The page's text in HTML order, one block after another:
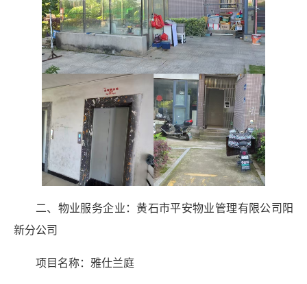
二、物业服务企业：黄石市平安物业管理有限公司阳
新分公司
项目名称：雅仕兰庭